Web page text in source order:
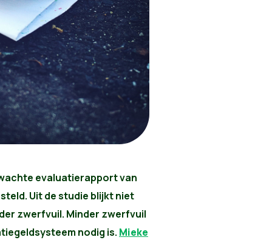
evaluatierapport van
Uit de studie blijkt niet
zwerfvuil. Minder zwerfvuil
nodig is. Mieke